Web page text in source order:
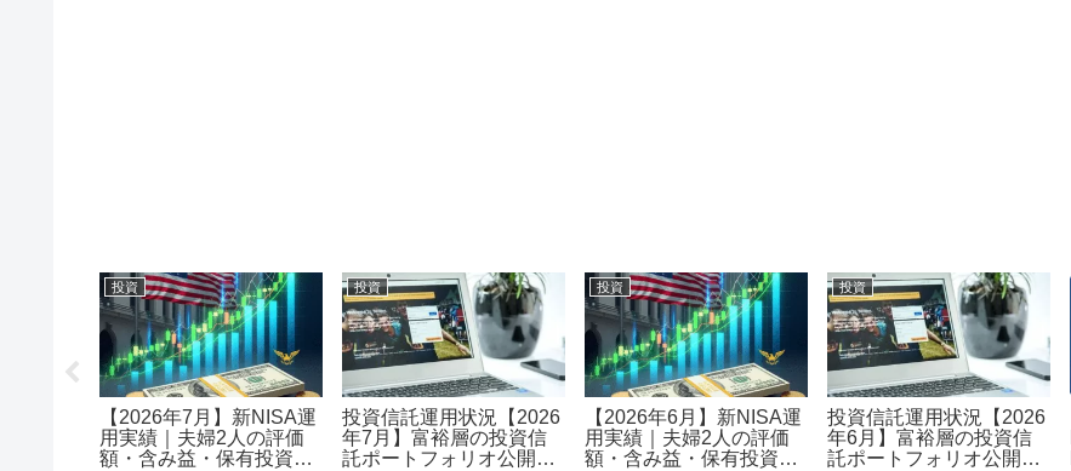
投資
【2026年7月】新NISA運
用実績｜夫婦2人の評価
額・含み益・保有投資信
投資
投資信託運用状況【2026
年7月】富裕層の投資信
託ポートフォリオ公開｜
投資
【2026年6月】新NISA運
用実績｜夫婦2人の評価
額・含み益・保有投資信
投資
投資信託運用状況【2026
年6月】富裕層の投資信
託ポートフォリオ公開｜